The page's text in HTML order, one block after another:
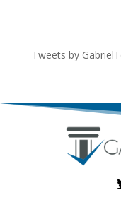
Tweets by